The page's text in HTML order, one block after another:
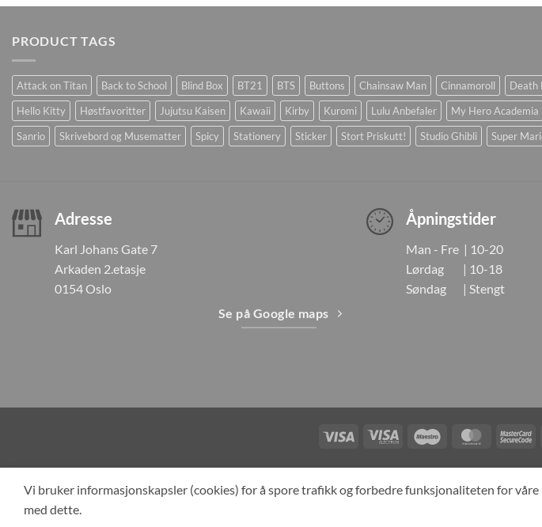
PRODUCT TAGS
Attack on Titan Back to School Blind Box BT21 BTS Buttons Chainsaw Man Cinnamoroll Death
Hello Kitty
Høstfavoritter Jujutsu Kaisen Kawaii Kirby Kuromi Lulu Anbefaler My Hero Academia
Sanrio
Skrivebord og Musematter Spicy Stationery Sticker Stort Priskutt! Studio Ghibli Super
Adresse
Karl Johans Gate 7
Arkaden 2.etasje
0154 Oslo
Se på Google maps
Åpningstider
Man - Fre | 10-20
Lørdag | 10-18
Søndag | Stengt
Visa
Visa
Maestro
TILBAKEKALLINGER KONTAKT OSS OM OSS
Vi bruker informasjonskapsler (cookies) for å spore trafikk og forbedre funksjonaliteten for våre
med dette.